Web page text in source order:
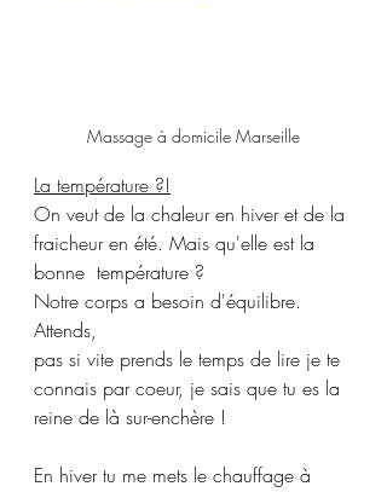
Massage à domicile Marseille
La température ?!
On veut de la chaleur en hiver et de la
fraicheur en été. Mais qu'elle est la
bonne  température ?
Notre corps a besoin d'équilibre.
Attends,
pas si vite prends le temps de lire je te
connais par coeur, je sais que tu es la
reine de là sur-enchère !
En hiver tu me mets le chauffage à